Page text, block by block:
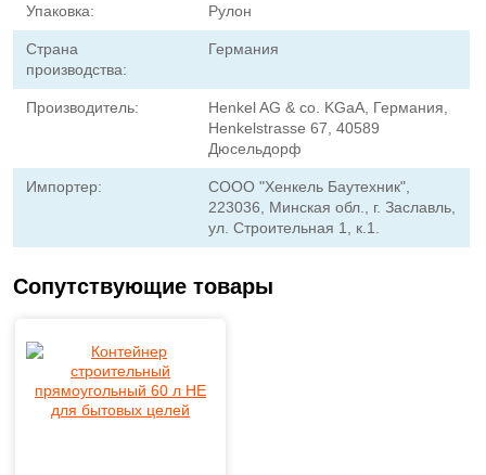
Упаковка: Рулон
Страна
производства:
Германия
Производитель:
Henkel AG & co. KGaA, Германия,
Henkelstrasse 67, 40589
Дюсельдорф
Импортер:
СООО "Хенкель Баутехник",
223036, Минская обл., г. Заславль,
ул. Строительная 1, к.1.
Сопутствующие товары